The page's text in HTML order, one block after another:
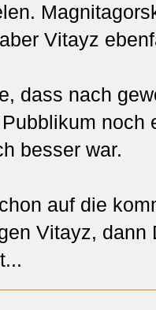
Vitayz
dass nach
noch
besser war.
auf die
Vitayz,